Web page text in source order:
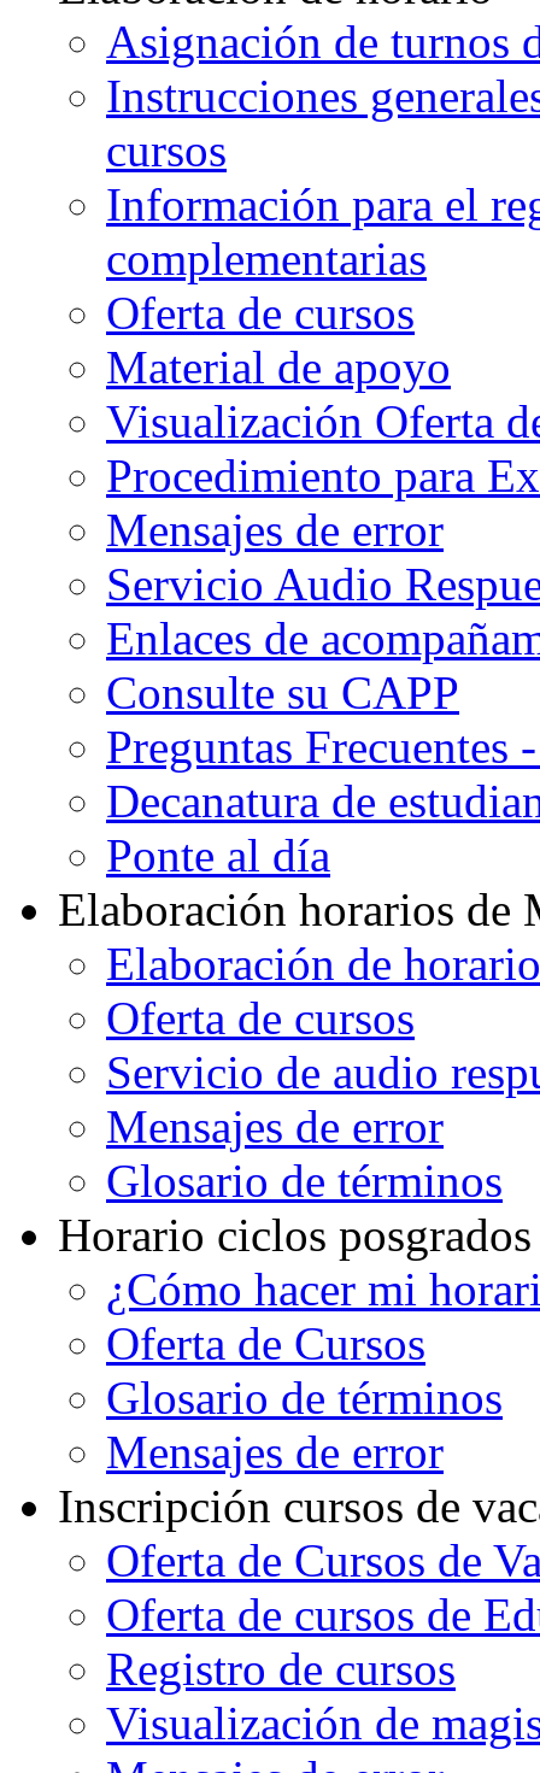
Asignación de turnos
Instrucciones
cursos
Información para el
complementarias
Oferta de cursos
Material de apoyo
Visualización Oferta
Procedimiento para
Mensajes de error
Servicio Audio
Enlaces de
Consulte su CAPP
Preguntas Frecuentes
Decanatura de
Ponte al día
Elaboración horarios de
Elaboración de
Oferta de cursos
Servicio de audio
Mensajes de error
Glosario de términos
Horario ciclos posgrados
¿Cómo hacer mi
Oferta de Cursos
Glosario de términos
Mensajes de error
Inscripción cursos de
Oferta de Cursos de
Oferta de cursos de
Registro de cursos
Visualización de